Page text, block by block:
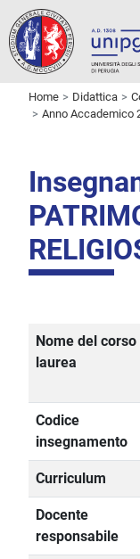
Home Didattica
Anno Accademico
Nome del corso
laurea
Codice
insegnamento
Curriculum
Docente
responsabile